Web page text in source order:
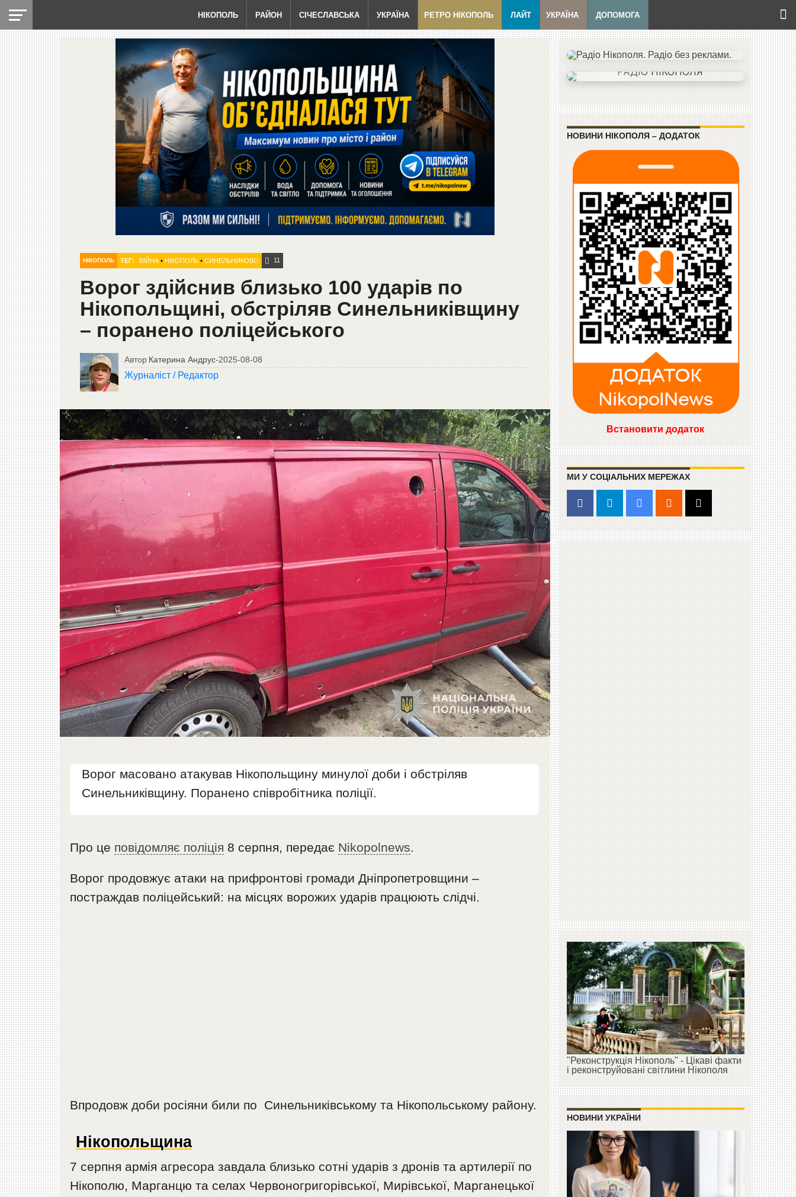
НІКОПОЛЬ РАЙОН СІЧЕСЛАВСЬКА УКРАЇНА РЕТРО НІКОПОЛЬ ЛАЙТ УКРАЇНА ДОПОМОГА
НІКОПОЛЬ ТЕГ: ВІЙНА• НІКОПОЛЬ• СИНЕЛЬНИКОВО 11
Ворог здійснив близько 100 ударів по
Нікопольщині, обстріляв Синельниківщину
– поранено поліцейського
Автор Катерина Андрус-2025-08-08
Журналіст / Редактор
Ворог масовано атакував Нікопольщину минулої доби і обстріляв
Синельниківщину. Поранено співробітника поліції.
Про це повідомляє поліція 8 серпня, передає Nikopolnews.
Ворог продовжує атаки на прифронтові громади Дніпропетровщини –
постраждав поліцейський: на місцях ворожих ударів працюють слідчі.
Впродовж доби росіяни били по Синельниківському та Нікопольському району.
Нікопольщина
7 серпня армія агресора завдала близько сотні ударів з дронів та артилерії по
Нікополю, Марганцю та селах Червоногригорівської, Мирівської, Марганецької
НОВИНИ НІКОПОЛЯ – ДОДАТОК
Встановити додаток
МИ У СОЦІАЛЬНИХ МЕРЕЖАХ
"Реконструкція Нікополь" - Цікаві факти
і реконструйовані світлини Нікополя
НОВИНИ УКРАЇНИ